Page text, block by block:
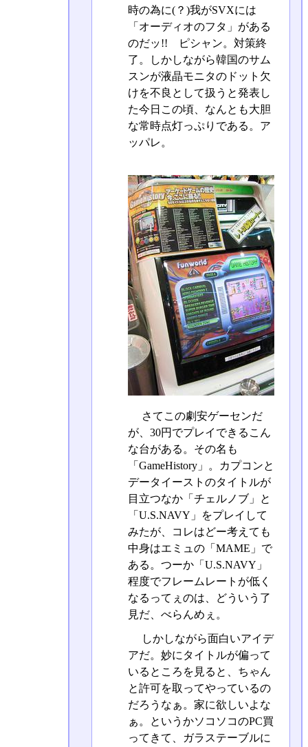
時の為に(？)我がSVXには
「オーディオのフタ」がある
のだッ!! ピシャン。対策終
了。しかしながら韓国のサム
スンが液晶モニタのドット欠
けを不良として扱うと発表し
た今日この頃、なんとも大胆
な常時点灯っぷりである。ア
ッパレ。
さてこの劇安ゲーセンだ
が、30円でプレイできるこん
な台がある。その名も
「GameHistory」。カプコンと
データイーストのタイトルが
目立つなか「チェルノブ」と
「U.S.NAVY」をプレイして
みたが、コレはどー考えても
中身はエミュの「MAME」で
ある。つーか「U.S.NAVY」
程度でフレームレートが低く
なるってぇのは、どういう了
見だ、べらんめぇ。
しかしながら面白いアイデ
アだ。妙にタイトルが偏って
いるところを見ると、ちゃん
と許可を取ってやっているの
だろうなぁ。家に欲しいよな
ぁ。というかソコソコのPC買
ってきて、ガラステーブルに